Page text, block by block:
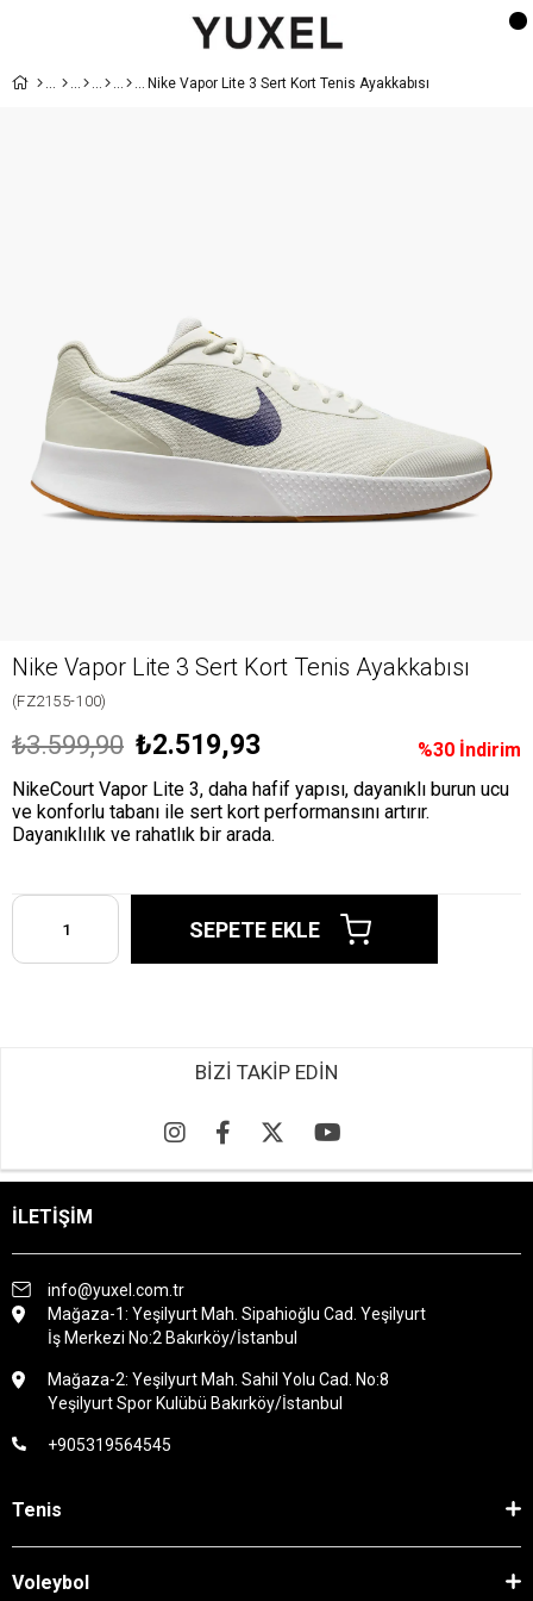
Nike Vapor Lite 3 Sert Kort Tenis Ayakkabısı
Nike Vapor Lite 3 Sert Kort Tenis Ayakkabısı
(FZ2155-100)
%30 İndirim
₺3.599,90 ₺2.519,93
NikeCourt Vapor Lite 3, daha hafif yapısı, dayanıklı burun ucu
ve konforlu tabanı ile sert kort performansını artırır.
Dayanıklılık ve rahatlık bir arada.
BİZİ TAKİP EDİN
İLETİŞİM
info@yuxel.com.tr
Mağaza-1: Yeşilyurt Mah. Sipahioğlu Cad. Yeşilyurt
İş Merkezi No:2 Bakırköy/İstanbul
Mağaza-2: Yeşilyurt Mah. Sahil Yolu Cad. No:8
Yeşilyurt Spor Kulübü Bakırköy/İstanbul
+905319564545
Tenis
Voleybol